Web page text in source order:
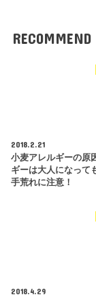
RECOMMEND
2018.2.21
小麦アレルギーの原
ギーは大人になって
手荒れに注意！
2018.4.29